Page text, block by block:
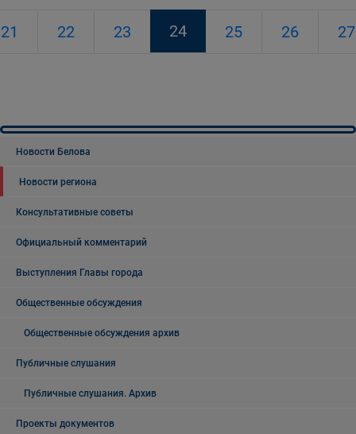
21 22 23 24 25 26 27
Новости Белова
Новости региона
Консультативные советы
Официальный комментарий
Выступления Главы города
Общественные обсуждения
Общественные обсуждения архив
Публичные слушания
Публичные слушания. Архив
Проекты документов